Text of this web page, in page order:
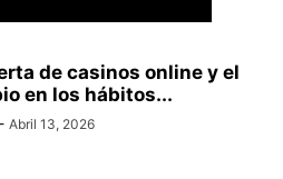
de casinos online y el
en los hábitos...
- Abril 13, 2026